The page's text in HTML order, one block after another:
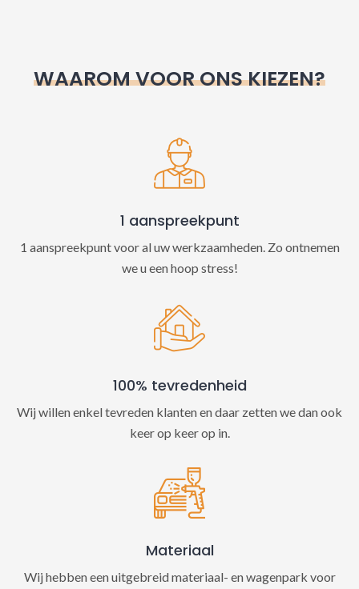
WAAROM VOOR ONS KIEZEN?
1 aanspreekpunt
1 aanspreekpunt voor al uw werkzaamheden. Zo ontnemen
we u een hoop stress!
100% tevredenheid
Wij willen enkel tevreden klanten en daar zetten we dan ook
keer op keer op in.
Materiaal
Wij hebben een uitgebreid materiaal- en wagenpark voor